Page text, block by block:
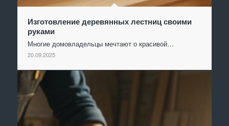
Изготовление деревянных лестниц своими
руками
Многие домовладельцы мечтают о красивой…
20.09.2025